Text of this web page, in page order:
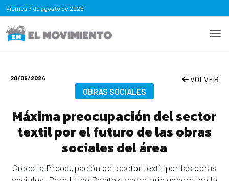
Viernes 7 de agosto de 2026
20/09/2024 VOLVER
OBRAS SOCIALES
Máxima preocupación del sector
textil por el futuro de las obras
sociales del área
Crece la Preocupación del sector textil por las obras